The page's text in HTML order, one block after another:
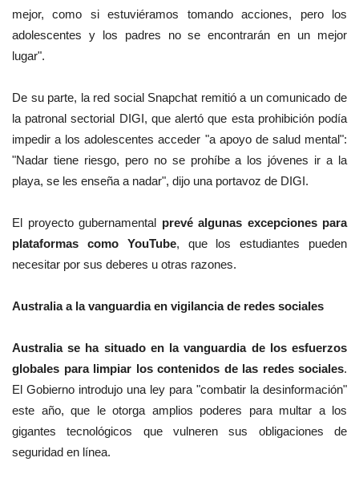
mejor, como si estuviéramos tomando acciones, pero los
adolescentes y los padres no se encontrarán en un mejor
lugar".
De su parte, la red social Snapchat remitió a un comunicado de
la patronal sectorial DIGI, que alertó que esta prohibición podía
impedir a los adolescentes acceder "a apoyo de salud mental":
"Nadar tiene riesgo, pero no se prohíbe a los jóvenes ir a la
playa, se les enseña a nadar", dijo una portavoz de DIGI.
El proyecto gubernamental prevé algunas excepciones para
plataformas como YouTube, que los estudiantes pueden
necesitar por sus deberes u otras razones.
Australia a la vanguardia en vigilancia de redes sociales
Australia se ha situado en la vanguardia de los esfuerzos
globales para limpiar los contenidos de las redes sociales.
El Gobierno introdujo una ley para "combatir la desinformación"
este año, que le otorga amplios poderes para multar a los
gigantes tecnológicos que vulneren sus obligaciones de
seguridad en línea.